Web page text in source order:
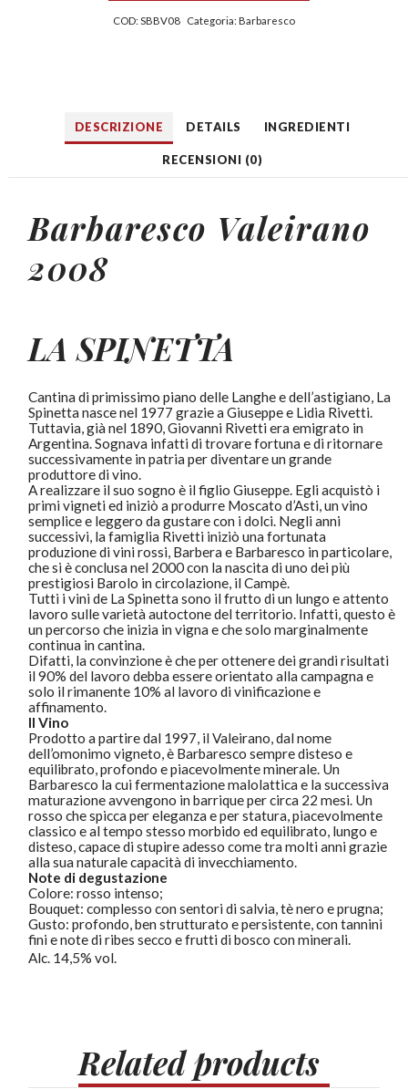
COD: SBBV08 Categoria:Barbaresco
DESCRIZIONE DETAILS INGREDIENTI
RECENSIONI (0)
Barbaresco Valeirano
2008
LA SPINETTA
Cantina di primissimo piano delle Langhe e dell’astigiano, La
Spinetta nasce nel 1977 grazie a Giuseppe e Lidia Rivetti.
Tuttavia, già nel 1890, Giovanni Rivetti era emigrato in
Argentina. Sognava infatti di trovare fortuna e di ritornare
successivamente in patria per diventare un grande
produttore di vino.
A realizzare il suo sogno è il figlio Giuseppe. Egli acquistò i
primi vigneti ed iniziò a produrre Moscato d’Asti, un vino
semplice e leggero da gustare con i dolci. Negli anni
successivi, la famiglia Rivetti iniziò una fortunata
produzione di vini rossi, Barbera e Barbaresco in particolare,
che si è conclusa nel 2000 con la nascita di uno dei più
prestigiosi Barolo in circolazione, il Campè.
Tutti i vini de La Spinetta sono il frutto di un lungo e attento
lavoro sulle varietà autoctone del territorio. Infatti, questo è
un percorso che inizia in vigna e che solo marginalmente
continua in cantina.
Difatti, la convinzione è che per ottenere dei grandi risultati
il 90% del lavoro debba essere orientato alla campagna e
solo il rimanente 10% al lavoro di vinificazione e
affinamento.
Il Vino
Prodotto a partire dal 1997, il Valeirano, dal nome
dell’omonimo vigneto, è Barbaresco sempre disteso e
equilibrato, profondo e piacevolmente minerale. Un
Barbaresco la cui fermentazione malolattica e la successiva
maturazione avvengono in barrique per circa 22 mesi. Un
rosso che spicca per eleganza e per statura, piacevolmente
classico e al tempo stesso morbido ed equilibrato, lungo e
disteso, capace di stupire adesso come tra molti anni grazie
alla sua naturale capacità di invecchiamento.
Note di degustazione
Colore: rosso intenso;
Bouquet: complesso con sentori di salvia, tè nero e prugna;
Gusto: profondo, ben strutturato e persistente, con tannini
fini e note di ribes secco e frutti di bosco con minerali.
Alc. 14,5% vol.
Relatedproducts